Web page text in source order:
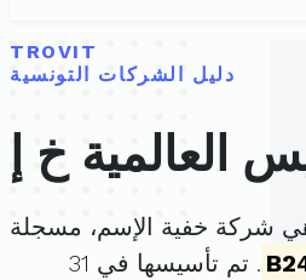
TROVIT
دليل الشركات التونسية
العالمية خ إ
شركة خفية الإسم، مسجلة
. تم تأسيسها في 31